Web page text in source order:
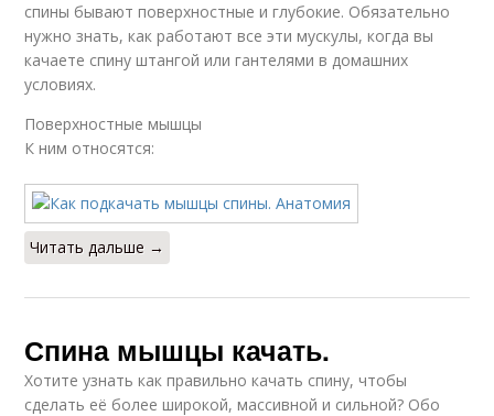
спины бывают поверхностные и глубокие. Обязательно
нужно знать, как работают все эти мускулы, когда вы
качаете спину штангой или гантелями в домашних
условиях.
Поверхностные мышцы
К ним относятся:
Читать дальше →
Спина мышцы качать.
Хотите узнать как правильно качать спину, чтобы
сделать её более широкой, массивной и сильной? Обо